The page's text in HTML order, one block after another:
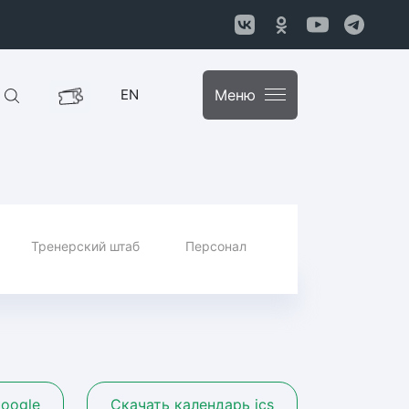
EN Меню
Тренерский штаб Персонал
Скачать календарь ics